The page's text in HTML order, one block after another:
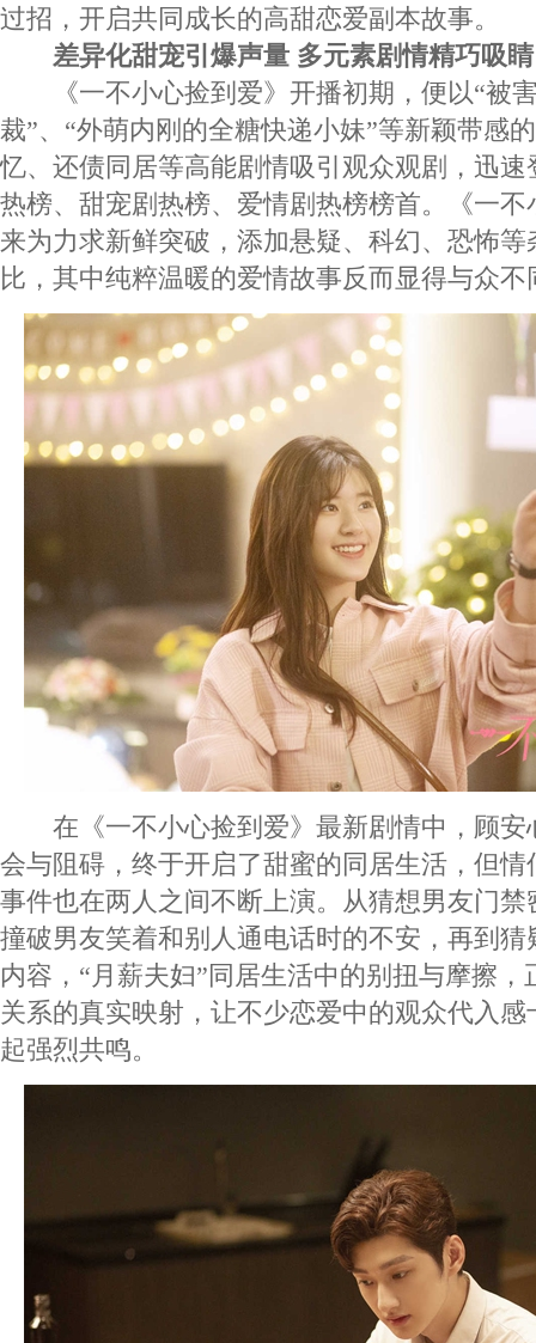
过招，开启共同成长的高甜恋爱副本故事。
差异化甜宠引爆声量 多元素剧情精巧吸睛
《一不小心捡到爱》开播初期，便以“被
裁”、“外萌内刚的全糖快递小妹”等新颖带感
忆、还债同居等高能剧情吸引观众观剧，迅
热榜、甜宠剧热榜、爱情剧热榜榜首。《一
来为力求新鲜突破，添加悬疑、科幻、恐怖
比，其中纯粹温暖的爱情故事反而显得与众
在《一不小心捡到爱》最新剧情中，顾安
会与阻碍，终于开启了甜蜜的同居生活，但
事件也在两人之间不断上演。从猜想男友门
撞破男友笑着和别人通电话时的不安，再到
内容，“月薪夫妇”同居生活中的别扭与摩擦
关系的真实映射，让不少恋爱中的观众代入
起强烈共鸣。